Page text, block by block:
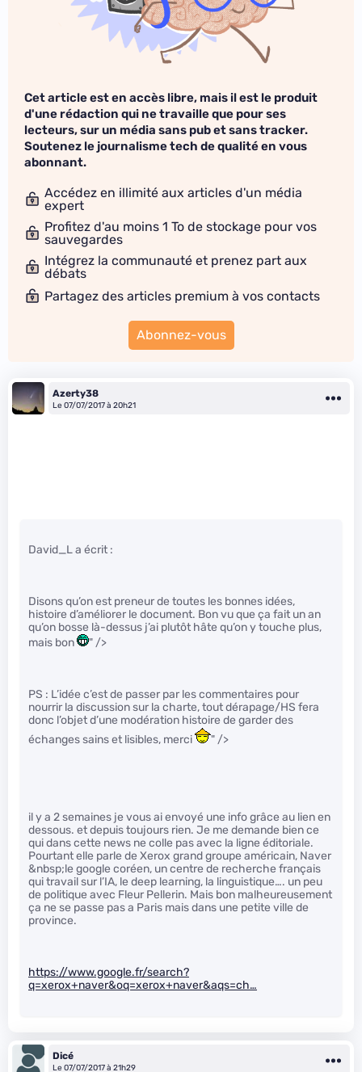
Cet article est en accès libre, mais il est le produit
d'une rédaction qui ne travaille que pour ses
lecteurs, sur un média sans pub et sans tracker.
Soutenez le journalisme tech de qualité en vous
abonnant.
Accédez en illimité aux articles d'un média
expert
Profitez d'au moins 1 To de stockage pour vos
sauvegardes
Intégrez la communauté et prenez part aux
débats
Partagez des articles premium à vos contacts
Abonnez-vous
Azerty38
Le 07/07/2017 à 20h21
David_L a écrit :
Disons qu’on est preneur de toutes les bonnes idées,
histoire d’améliorer le document. Bon vu que ça fait un an
qu’on bosse là-dessus j’ai plutôt hâte qu’on y touche plus,
mais bon
" />
PS : L’idée c’est de passer par les commentaires pour
nourrir la discussion sur la charte, tout dérapage/HS fera
donc l’objet d’une modération histoire de garder des
échanges sains et lisibles, merci
" />
il y a 2 semaines je vous ai envoyé une info grâce au lien en
dessous. et depuis toujours rien. Je me demande bien ce
qui dans cette news ne colle pas avec la ligne éditoriale.
Pourtant elle parle de Xerox grand groupe américain, Naver
&nbsp;le google coréen, un centre de recherche français
qui travail sur l’IA, le deep learning, la linguistique…. un peu
de politique avec Fleur Pellerin. Mais bon malheureusement
ça ne se passe pas a Paris mais dans une petite ville de
province.
https://www.google.fr/search?
q=xerox+naver&oq=xerox+naver&aqs=ch…
Dicé
Le 07/07/2017 à 21h29